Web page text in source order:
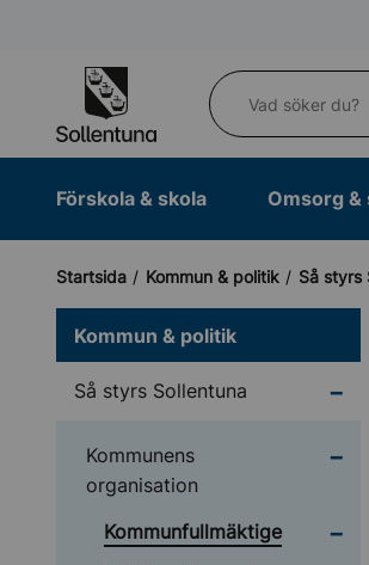
Vad söker du?
Förskola & skola Omsorg &
Startsida Kommun & politik Så styrs
Kommun & politik
Så styrs Sollentuna
Kommunens
organisation
Kommunfullmäktige